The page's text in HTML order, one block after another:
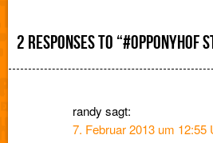
2 RESPONSES TO
randy sagt:
7. Februar 2013 um 12:55